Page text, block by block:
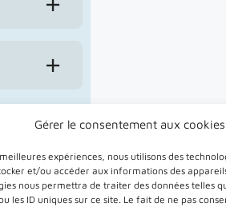
Gérer le consentement aux cookies
expériences, nous utilisons des
et/ou accéder aux informations des
nous permettra de traiter des données telles
les ID uniques sur ce site. Le fait de ne pas
Une unité de formation
de